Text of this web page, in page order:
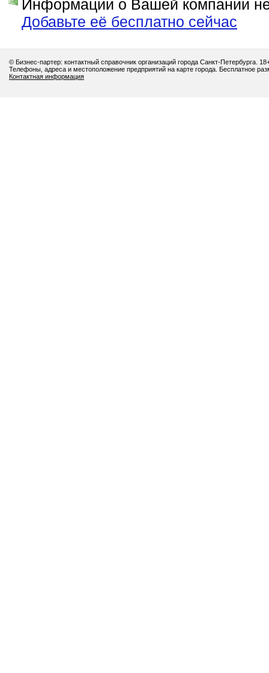
Информации о Вашей компании
Добавьте её бесплатно сейчас
© Бизнес-партер: контактный справочник организаций города Санкт-Петербурга.
Телефоны, адреса и местоположение предприятий на карте города. Бесплатное
Контактная информация